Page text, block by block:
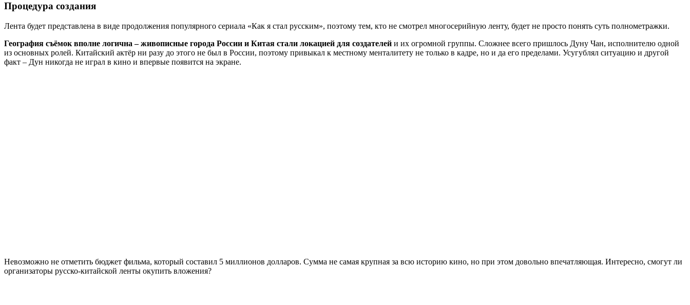
Процедура создания
Лента будет представлена в виде продолжения популярного сериала «Как я стал русским», поэтому тем, кто не смотрел многосерийную ленту, будет не просто понять суть полнометражки.
География съёмок вполне логична – живописные города России и Китая стали локацией для создателей и их огромной группы. Сложнее всего пришлось Дуну Чан, исполнителю одной
из основных ролей. Китайский актёр ни разу до этого не был в России, поэтому привыкал к местному менталитету не только в кадре, но и да его пределами. Усугублял ситуацию и другой
факт – Дун никогда не играл в кино и впервые появится на экране.
Невозможно не отметить бюджет фильма, который составил 5 миллионов долларов. Сумма не самая крупная за всю историю кино, но при этом довольно впечатляющая. Интересно, смогут ли
организаторы русско-китайской ленты окупить вложения?